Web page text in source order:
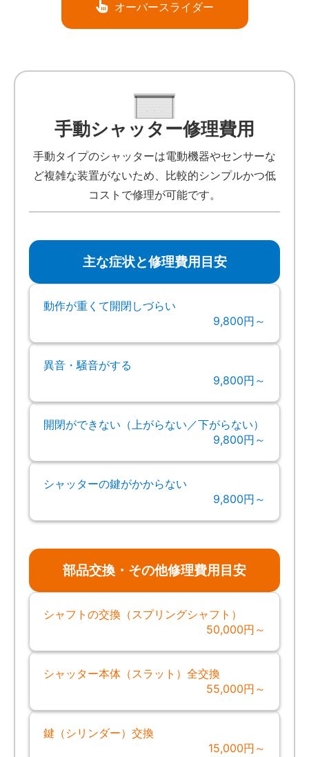
オーバースライダー
手動シャッター修理費用
手動タイプのシャッターは電動機器やセンサーな
ど複雑な装置がないため、比較的シンプルかつ低
コストで修理が可能です。
主な症状と修理費用目安
動作が重くて開閉しづらい
9,800円～
異音・騒音がする
9,800円～
開閉ができない（上がらない／下がらない）
9,800円～
シャッターの鍵がかからない
9,800円～
部品交換・その他修理費用目安
シャフトの交換（スプリングシャフト）
50,000円～
シャッター本体（スラット）全交換
55,000円～
鍵（シリンダー）交換
15,000円～